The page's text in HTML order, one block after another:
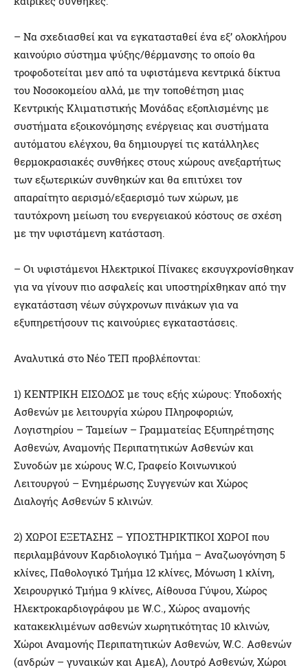
– Να σχεδιασθεί και να εγκατασταθεί ένα εξ’ ολοκλήρου
καινούριο σύστημα ψύξης/θέρμανσης το οποίο θα
τροφοδοτείται μεν από τα υφιστάμενα κεντρικά δίκτυα
του Νοσοκομείου αλλά, με την τοποθέτηση μιας
Κεντρικής Κλιματιστικής Μονάδας εξοπλισμένης με
συστήματα εξοικονόμησης ενέργειας και συστήματα
αυτόματου ελέγχου, θα δημιουργεί τις κατάλληλες
θερμοκρασιακές συνθήκες στους χώρους ανεξαρτήτως
των εξωτερικών συνθηκών και θα επιτύχει τον
απαραίτητο αερισμό/εξαερισμό των χώρων, με
ταυτόχρονη μείωση του ενεργειακού κόστους σε σχέση
με την υφιστάμενη κατάσταση.
– Οι υφιστάμενοι Ηλεκτρικοί Πίνακες εκσυγχρονίσθηκαν
για να γίνουν πιο ασφαλείς και υποστηρίχθηκαν από την
εγκατάσταση νέων σύγχρονων πινάκων για να
εξυπηρετήσουν τις καινούριες εγκαταστάσεις.
Αναλυτικά στο Νέο ΤΕΠ προβλέπονται:
1) ΚΕΝΤΡΙΚΗ ΕΙΣΟΔΟΣ με τους εξής χώρους: Υποδοχής
Ασθενών με λειτουργία χώρου Πληροφοριών,
Λογιστηρίου – Ταμείων – Γραμματείας Εξυπηρέτησης
Ασθενών, Αναμονής Περιπατητικών Ασθενών και
Συνοδών με χώρους W.C, Γραφείο Κοινωνικού
Λειτουργού – Ενημέρωσης Συγγενών και Χώρος
Διαλογής Ασθενών 5 κλινών.
2) ΧΩΡΟΙ ΕΞΕΤΑΣΗΣ – ΥΠΟΣΤΗΡΙΚΤΙΚΟΙ ΧΩΡΟΙ που
περιλαμβάνουν Καρδιολογικό Τμήμα – Αναζωογόνηση 5
κλίνες, Παθολογικό Τμήμα 12 κλίνες, Μόνωση 1 κλίνη,
Χειρουργικό Τμήμα 9 κλίνες, Αίθουσα Γύψου, Χώρος
Ηλεκτροκαρδιογράφου με W.C., Χώρος αναμονής
κατακεκλιμένων ασθενών χωρητικότητας 10 κλινών,
Χώροι Αναμονής Περιπατητικών Ασθενών, W.C. Ασθενών
(ανδρών – γυναικών και ΑμεΑ), Λουτρό Ασθενών, Χώροι